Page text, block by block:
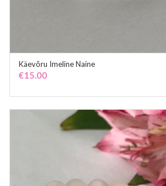
Käevõru Imeline Naine
€15.00